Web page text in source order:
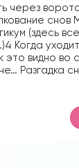
через
снов
(здесь
Когда
это видно во
Разгадка